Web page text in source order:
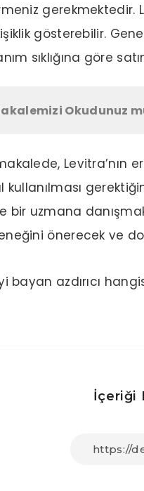
gerekmektedir.
gösterebilir.
sıklığına göre
Okudunuz
Levitra’nın
kullanılması
bir uzmana
önerecek ve
bayan azdırıcı
İçeriği